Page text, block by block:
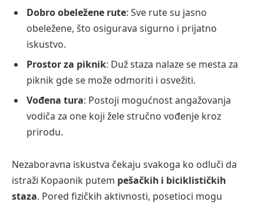
Dobro obeležene rute: Sve rute su jasno
obeležene, što osigurava sigurno i prijatno
iskustvo.
Prostor za piknik: Duž staza nalaze se mesta za
piknik gde se može odmoriti i osvežiti.
Vođena tura: Postoji mogućnost angažovanja
vodiča za one koji žele stručno vođenje kroz
prirodu.
Nezaboravna iskustva čekaju svakoga ko odluči da
istraži Kopaonik putem pešačkih i biciklističkih
staza. Pored fizičkih aktivnosti, posetioci mogu